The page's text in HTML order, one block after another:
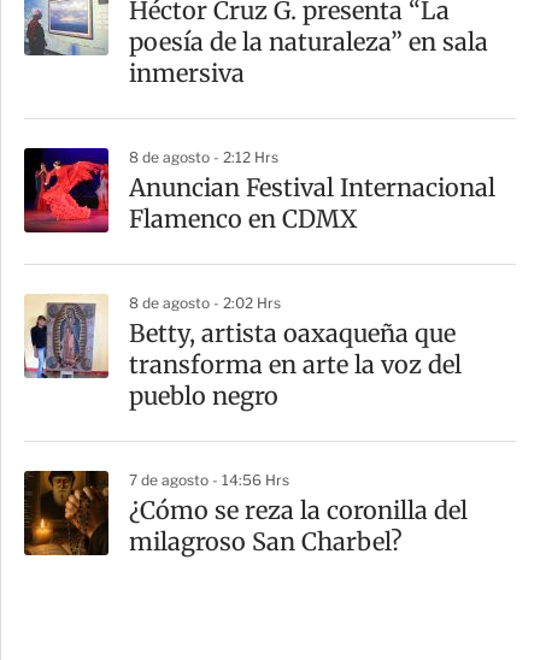
Héctor Cruz G. presenta “La
poesía de la naturaleza” en sala
inmersiva
8 de agosto - 2:12 Hrs
Anuncian Festival Internacional
Flamenco en CDMX
8 de agosto - 2:02 Hrs
Betty, artista oaxaqueña que
transforma en arte la voz del
pueblo negro
7 de agosto - 14:56 Hrs
¿Cómo se reza la coronilla del
milagroso San Charbel?